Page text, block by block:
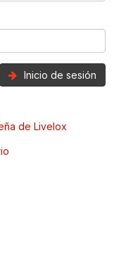
Inicio de sesión
de Livelox